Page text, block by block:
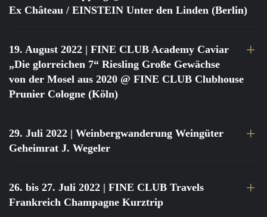
Ex Château / EINSTEIN Unter den Linden (Berlin)
19. August 2022 | FINE CLUB Academy Caviar
„Die glorreichen 7“ Riesling Große Gewächse
von der Mosel aus 2020 @ FINE CLUB Clubhouse
Prunier Cologne (Köln)
29. Juli 2022 | Weinbergwanderung Weingüter
Geheimrat J. Wegeler
26. bis 27. Juli 2022 | FINE CLUB Travels
Frankreich Champagne Kurztrip